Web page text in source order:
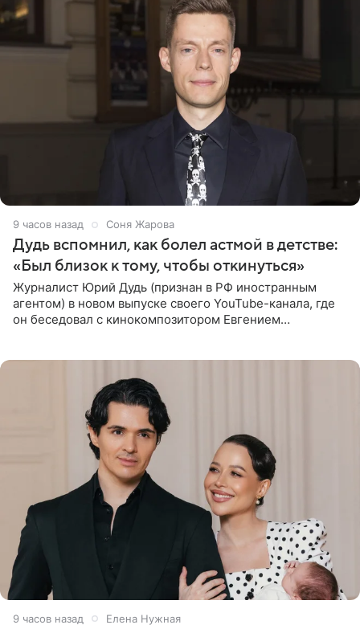
9 часов назад Соня Жарова
Дудь вспомнил, как болел астмой в детстве:
«Был близок к тому, чтобы откинуться»
Журналист Юрий Дудь (признан в РФ иностранным
агентом) в новом выпуске своего YouTube-канала, где
он беседовал с кинокомпозитором Евгением
9 часов назад Елена Нужная